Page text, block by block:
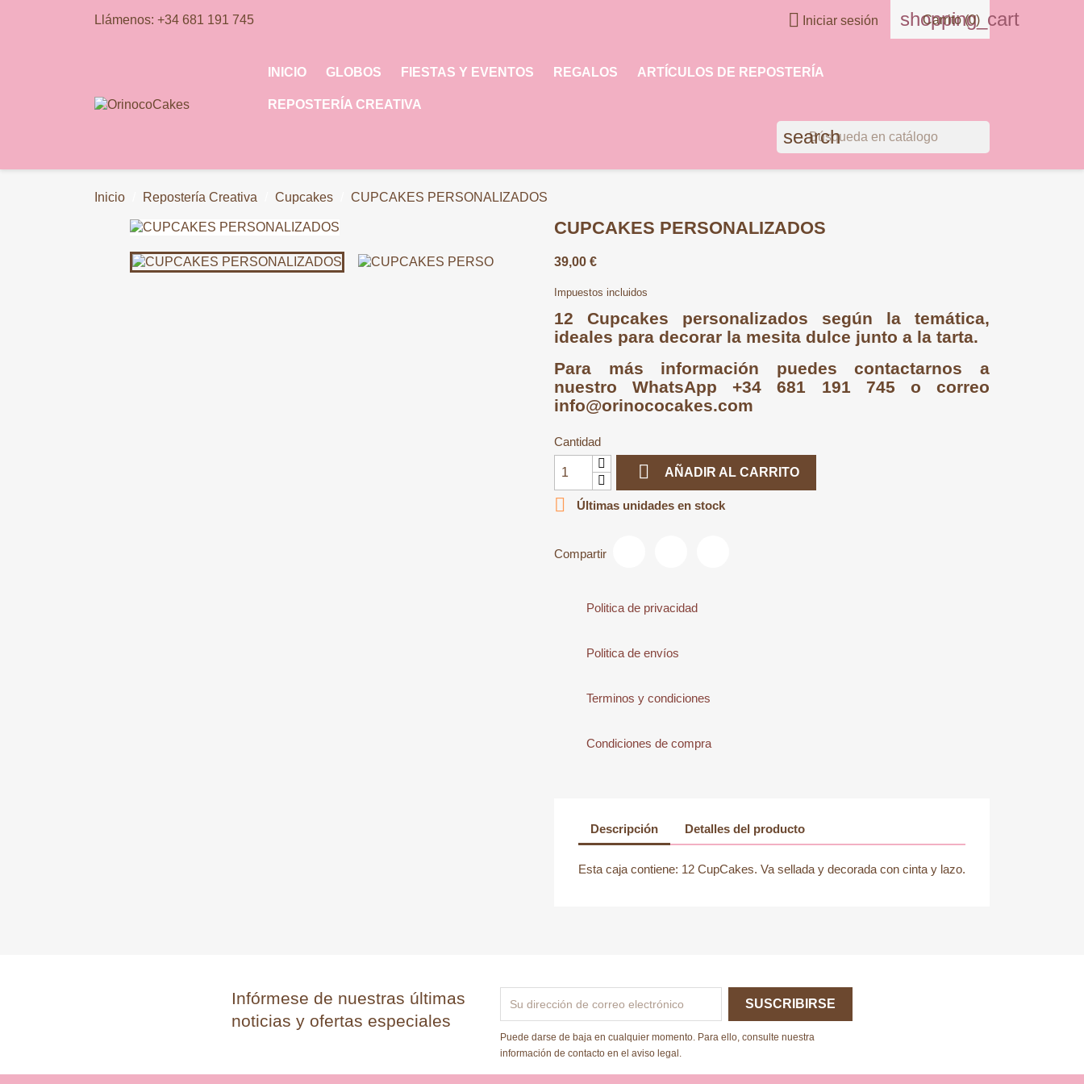
Llámenos: +34 681 191 745  Iniciar sesión shopping_cart
Carrito (0)
INICIO GLOBOS FIESTAS Y EVENTOS REGALOS ARTÍCULOS DE REPOSTERÍA
REPOSTERÍA CREATIVA
search
Inicio Repostería Creativa Cupcakes CUPCAKES PERSONALIZADOS
CUPCAKES PERSONALIZADOS
39,00 €
Impuestos incluidos
12 Cupcakes personalizados según la temática,
ideales para decorar la mesita dulce junto a la tarta.
Para más información puedes contactarnos a
nuestro WhatsApp +34 681 191 745 o correo
info@orinococakes.com
Cantidad
 AÑADIR AL CARRITO
 Últimas unidades en stock
Compartir
Politica de privacidad
Politica de envíos
Terminos y condiciones
Condiciones de compra
Descripción Detalles del producto
Esta caja contiene: 12 CupCakes. Va sellada y decorada con cinta y lazo.
Infórmese de nuestras últimas
noticias y ofertas especiales
Puede darse de baja en cualquier momento. Para ello, consulte nuestra
información de contacto en el aviso legal.